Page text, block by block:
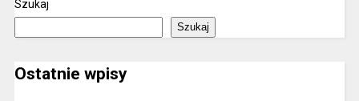
Szukaj
Szukaj
Ostatnie wpisy